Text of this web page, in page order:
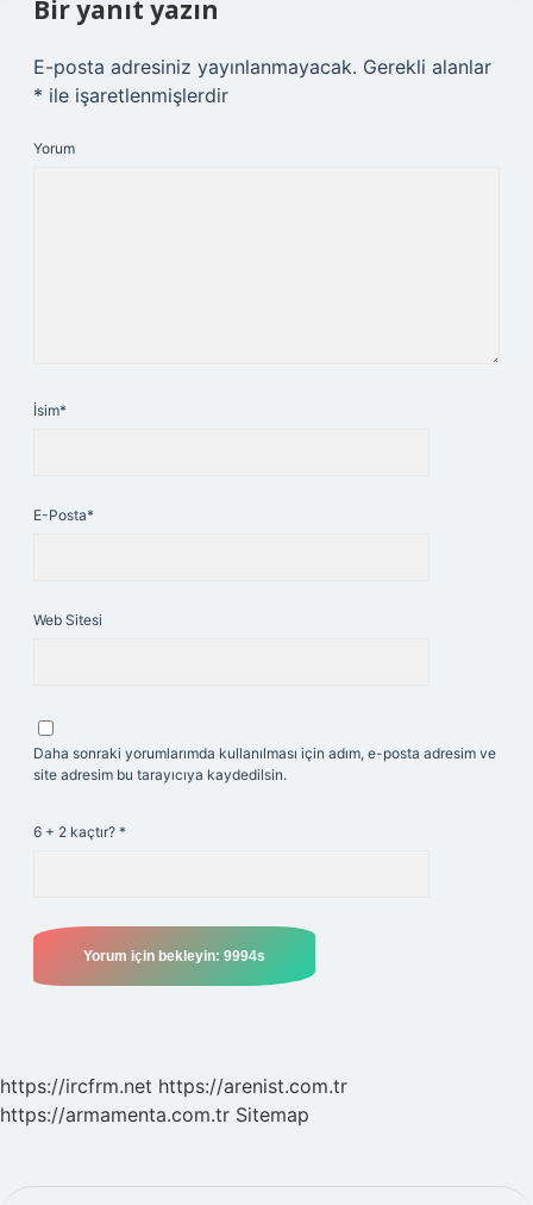
Bir yanıt yazın
E-posta adresiniz yayınlanmayacak. Gerekli alanlar
* ile işaretlenmişlerdir
Yorum
İsim*
E-Posta*
Web Sitesi
Daha sonraki yorumlarımda kullanılması için adım, e-posta adresim ve
site adresim bu tarayıcıya kaydedilsin.
6 + 2 kaçtır? *
https://ircfrm.net https://arenist.com.tr
https://armamenta.com.tr Sitemap